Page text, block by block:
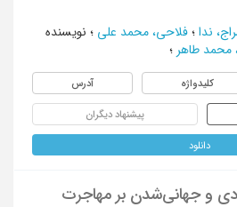
ندا ؛ فلاحی، محمد علی ؛ نویسنده
محمد طاهر ؛
کلیدواژه آدرس
پیشنهاد دیگران
دانلود
و جهانی‌شدن بر مهاجرت